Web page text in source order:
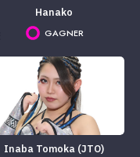
Hanako
GAGNER
Inaba Tomoka (JTO)